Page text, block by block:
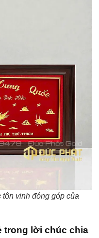
vinh đóng góp của
trong lời chúc chia